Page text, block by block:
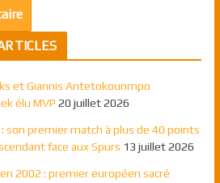
et Giannis Antetokounmpo
élu MVP 20 juillet 2026
son premier match à plus de 40 points
face aux Spurs 13 juillet 2026
2002 : premier européen sacré